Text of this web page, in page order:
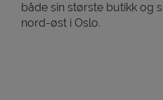
både sin største butikk og
nord-øst i Oslo.